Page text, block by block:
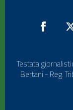
Testata
Bertani - Reg.